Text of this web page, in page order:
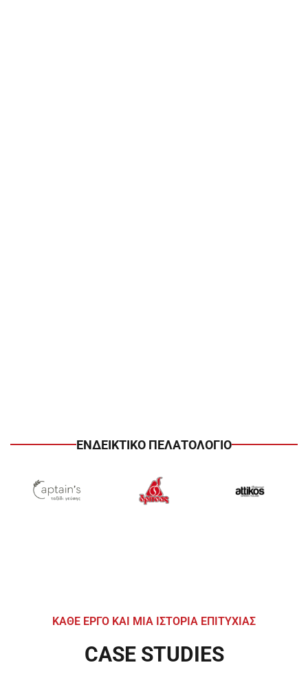
ΕΝΔΕΙΚΤΙΚΟ ΠΕΛΑΤΟΛΟΓΙΟ
ΚΑΘΕ ΕΡΓΟ ΚΑΙ ΜΙΑ ΙΣΤΟΡΙΑ ΕΠΙΤΥΧΙΑΣ
CASE STUDIES